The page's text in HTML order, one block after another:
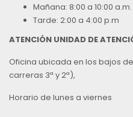
Mañana: 8:00 a 10:00 a.m.
Tarde: 2:00 a 4:00 p.m
ATENCIÓN UNIDAD DE
Oficina ubicada en los bajos
carreras 3ª y 2ª),
Horario de lunes a viernes